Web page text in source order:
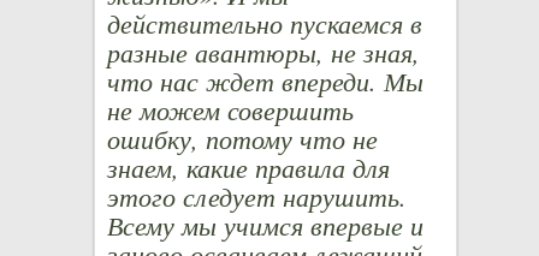
действительно пускаемся в
разные авантюры, не зная,
что нас ждет впереди. Мы
не можем совершить
ошибку, потому что не
знаем, какие правила для
этого следует нарушить.
Всему мы учимся впервые и